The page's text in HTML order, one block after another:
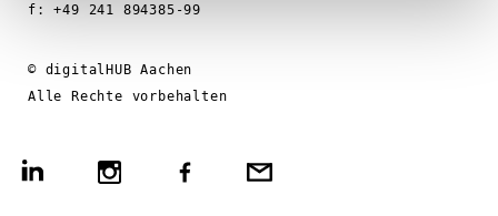
f: +49 241 894385-99
©digitalHUB Aachen
Alle Rechte vorbehalten